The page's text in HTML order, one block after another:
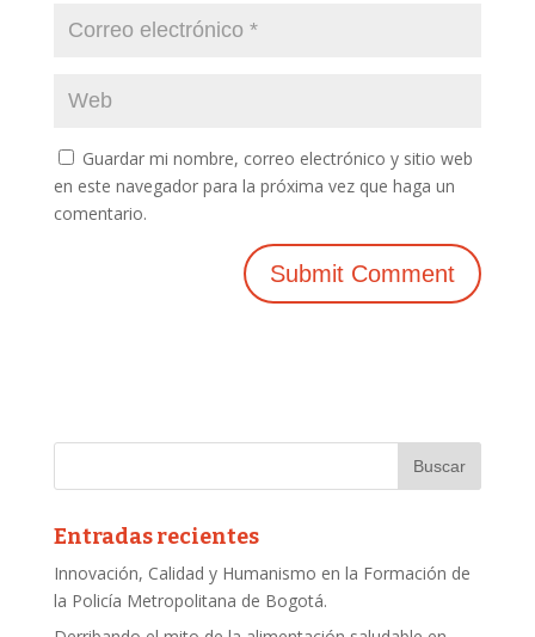
Guardar mi nombre, correo electrónico y sitio web
en este navegador para la próxima vez que haga un
comentario.
Entradas recientes
Innovación, Calidad y Humanismo en la Formación de
la Policía Metropolitana de Bogotá.